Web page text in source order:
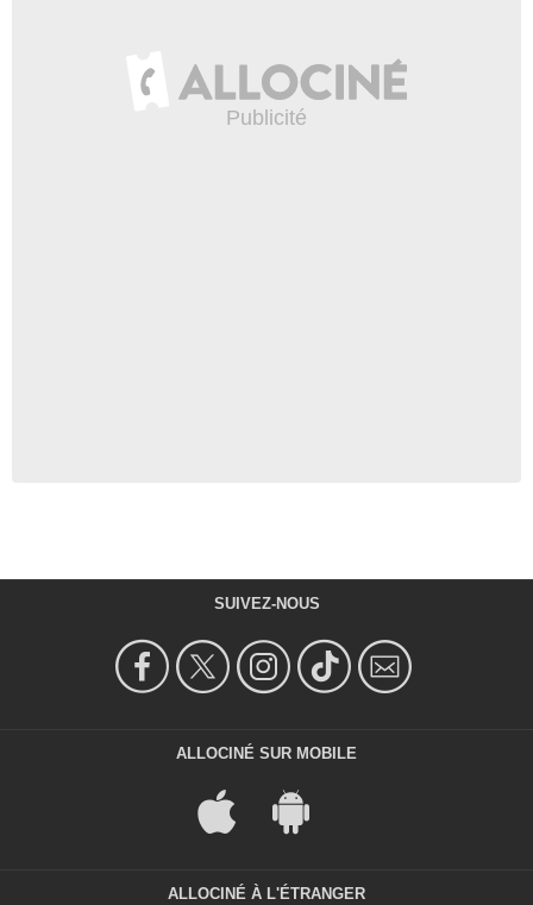
SUIVEZ-NOUS
ALLOCINÉ SUR MOBILE
ALLOCINÉ À L'ÉTRANGER